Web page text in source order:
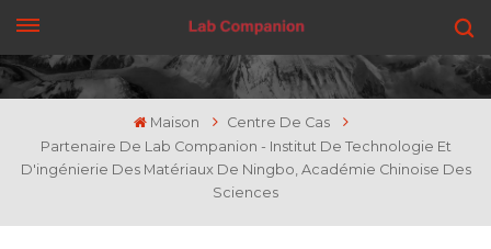
OBTENEZ UN DEVIS
Maison
Centre De Cas
Partenaire De Lab Companion - Institut De Technologie Et
D'ingénierie Des Matériaux De Ningbo, Académie Chinoise Des
Sciences